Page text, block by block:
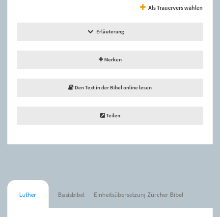
Als Trauervers wählen
Erläuterung
Merken
Den Text in der Bibel online lesen
Teilen
Luther Basisbibel Einheitsübersetzung Zürcher Bibel